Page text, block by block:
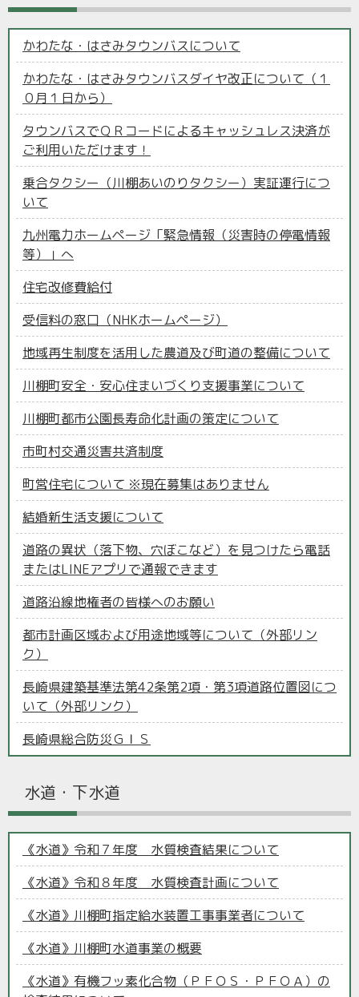
かわたな・はさみタウンバスについて
かわたな・はさみタウンバスダイヤ改正について（１
０月１日から）
タウンバスでＱＲコードによるキャッシュレス決済が
ご利用いただけます！
乗合タクシー（川棚あいのりタクシー）実証運行につ
いて
九州電力ホームページ「緊急情報（災害時の停電情報
等）」へ
住宅改修費給付
受信料の窓口（NHKホームページ）
地域再生制度を活用した農道及び町道の整備について
川棚町安全・安心住まいづくり支援事業について
川棚町都市公園長寿命化計画の策定について
市町村交通災害共済制度
町営住宅について ※現在募集はありません
結婚新生活支援について
道路の異状（落下物、穴ぼこなど）を見つけたら電話
またはLINEアプリで通報できます
道路沿線地権者の皆様へのお願い
都市計画区域および用途地域等について（外部リン
ク）
長崎県建築基準法第42条第2項・第3項道路位置図につ
いて（外部リンク）
長崎県総合防災ＧＩＳ
水道・下水道
《水道》令和７年度 水質検査結果について
《水道》令和８年度 水質検査計画について
《水道》川棚町指定給水装置工事事業者について
《水道》川棚町水道事業の概要
《水道》有機フッ素化合物（ＰＦＯＳ・ＰＦＯＡ）の